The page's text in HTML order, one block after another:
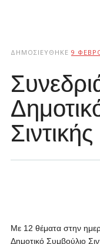
ΔΗΜΟΣΙΕΎΘΗΚΕ 9
Σιντικής
Με 12 θέματα στην
Δημοτικό Συμβούλιο